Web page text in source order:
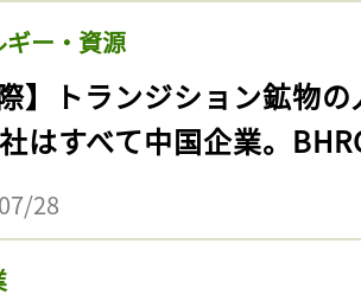
ギー・資源
際】トランジション鉱物
はすべて中国企業。
28